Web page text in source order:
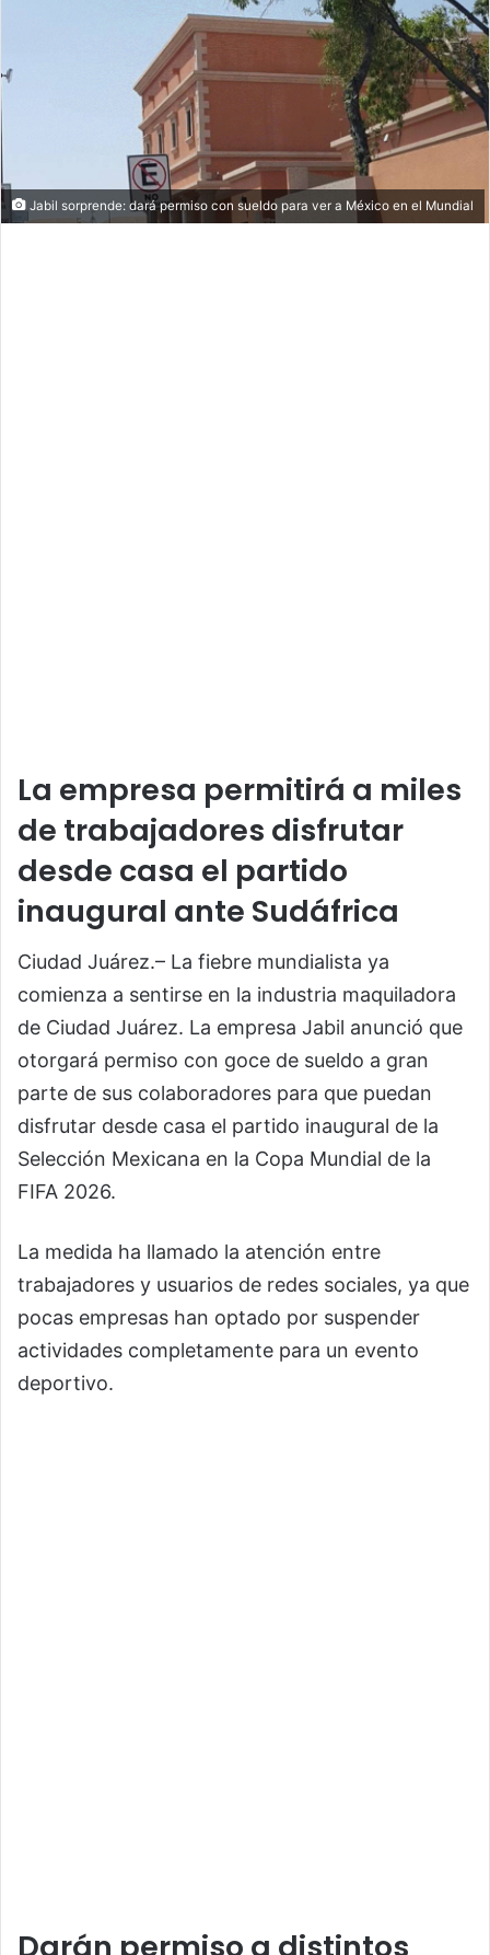
Jabil sorprende: dará permiso con sueldo para ver a México en el Mundial
La empresa permitirá a miles
de trabajadores disfrutar
desde casa el partido
inaugural ante Sudáfrica
Ciudad Juárez.– La fiebre mundialista ya
comienza a sentirse en la industria maquiladora
de Ciudad Juárez. La empresa Jabil anunció que
otorgará permiso con goce de sueldo a gran
parte de sus colaboradores para que puedan
disfrutar desde casa el partido inaugural de la
Selección Mexicana en la Copa Mundial de la
FIFA 2026.
La medida ha llamado la atención entre
trabajadores y usuarios de redes sociales, ya que
pocas empresas han optado por suspender
actividades completamente para un evento
deportivo.
Darán permiso a distintos